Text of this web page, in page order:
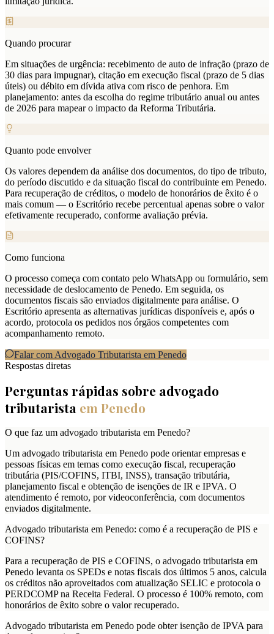
Quando procurar
Em situações de urgência: recebimento de auto de infração (prazo de
30 dias para impugnar), citação em execução fiscal (prazo de 5 dias
úteis) ou débito em dívida ativa com risco de penhora. Em
planejamento: antes da escolha do regime tributário anual ou antes
de 2026 para mapear o impacto da Reforma Tributária.
Quanto pode envolver
Os valores dependem da análise dos documentos, do tipo de tributo,
do período discutido e da situação fiscal do contribuinte em Penedo.
Para recuperação de créditos, o modelo de honorários de êxito é o
mais comum — o Escritório recebe percentual apenas sobre o valor
efetivamente recuperado, conforme avaliação prévia.
Como funciona
O processo começa com contato pelo WhatsApp ou formulário, sem
necessidade de deslocamento de Penedo. Em seguida, os
documentos fiscais são enviados digitalmente para análise. O
Escritório apresenta as alternativas jurídicas disponíveis e, após o
acordo, protocola os pedidos nos órgãos competentes com
acompanhamento remoto.
Falar com Advogado Tributarista em Penedo
Respostas diretas
Perguntas rápidas sobre advogado
tributarista em Penedo
O que faz um advogado tributarista em Penedo?
Um advogado tributarista em Penedo pode orientar empresas e
pessoas físicas em temas como execução fiscal, recuperação
tributária (PIS/COFINS, ITBI, INSS), transação tributária,
planejamento fiscal e obtenção de isenções de IR e IPVA. O
atendimento é remoto, por videoconferência, com documentos
enviados digitalmente.
Advogado tributarista em Penedo: como é a recuperação de PIS e
COFINS?
Para a recuperação de PIS e COFINS, o advogado tributarista em
Penedo levanta os SPEDs e notas fiscais dos últimos 5 anos, calcula
os créditos não aproveitados com atualização SELIC e protocola o
PERDCOMP na Receita Federal. O processo é 100% remoto, com
honorários de êxito sobre o valor recuperado.
Advogado tributarista em Penedo pode obter isenção de IPVA para